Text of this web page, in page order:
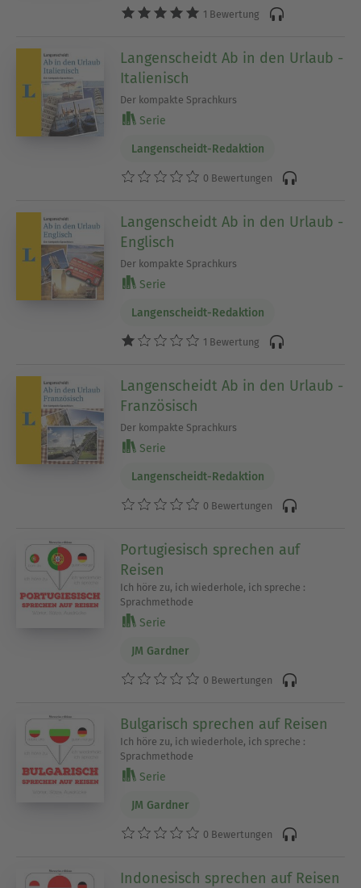
1 Bewertung
Langenscheidt Ab in den Urlaub -
Italienisch
Der kompakte Sprachkurs
Serie
Langenscheidt-Redaktion
0 Bewertungen
Langenscheidt Ab in den Urlaub -
Englisch
Der kompakte Sprachkurs
Serie
Langenscheidt-Redaktion
1 Bewertung
Langenscheidt Ab in den Urlaub -
Französisch
Der kompakte Sprachkurs
Serie
Langenscheidt-Redaktion
0 Bewertungen
Portugiesisch sprechen auf
Reisen
Ich höre zu, ich wiederhole, ich spreche :
Sprachmethode
Serie
JM Gardner
0 Bewertungen
Bulgarisch sprechen auf Reisen
Ich höre zu, ich wiederhole, ich spreche :
Sprachmethode
Serie
JM Gardner
0 Bewertungen
Indonesisch sprechen auf Reisen